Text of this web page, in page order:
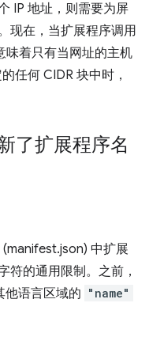
IP 地址，则需要为屏
现在，当扩展程序调用
味着只有当网址的主机
任何 CIDR 块中时，
了扩展程序名
中扩展
符的通用限制。之前，
他语言区域的 "name"